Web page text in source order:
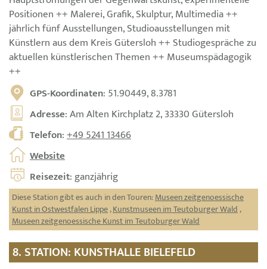
Positionen ++ Malerei, Grafik, Skulptur, Multimedia ++
jährlich fünf Ausstellungen, Studioausstellungen mit
Künstlern aus dem Kreis Gütersloh ++ Studiogespräche zu
aktuellen künstlerischen Themen ++ Museumspädagogik
++
GPS-Koordinaten: 51.90449, 8.3781
Adresse: Am Alten Kirchplatz 2, 33330 Gütersloh
Telefon:+49 5241 13466
Website
Reisezeit: ganzjährig
Diese Station gibt es auch in den Touren:Museen zeitgenoessische
Kunst in Ostwestfalen Lippe,Kunstmuseen im Teutoburger Wald,
Museen zeitgenoessische Kunst im Teutoburger Wald
8. STATION: KUNSTHALLE BIELEFELD